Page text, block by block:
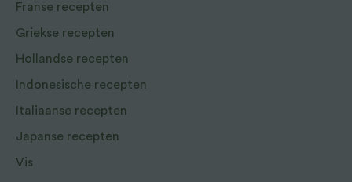
Franse recepten
Griekse recepten
Hollandse recepten
Indonesische recepten
Italiaanse recepten
Japanse recepten
Vis